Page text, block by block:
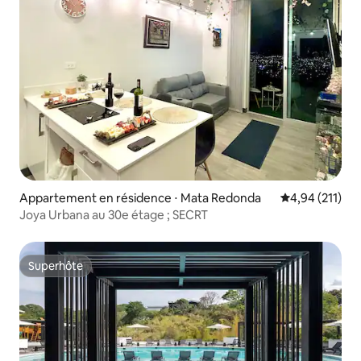
Appartement en résidence ⋅ Mata Redonda Évaluation
4,94 (211)
Joya Urbana au 30e étage ; SECRT
Superhôte
Superhôte